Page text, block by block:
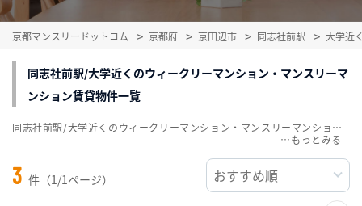
京都マンスリードットコム 京都府 京田辺市 同志社前駅 大学近
同志社前駅/大学近くのウィークリーマンション・マンスリーマ
ンション賃貸物件一覧
3 件（1/1ページ）
同志社前駅/大学近くのウィークリーマンション・マンスリーマンション賃貸物件一覧を掲載中。敷金・礼金無料、家具・家電付をご紹介。こだわり条件での絞込みも簡単！
…